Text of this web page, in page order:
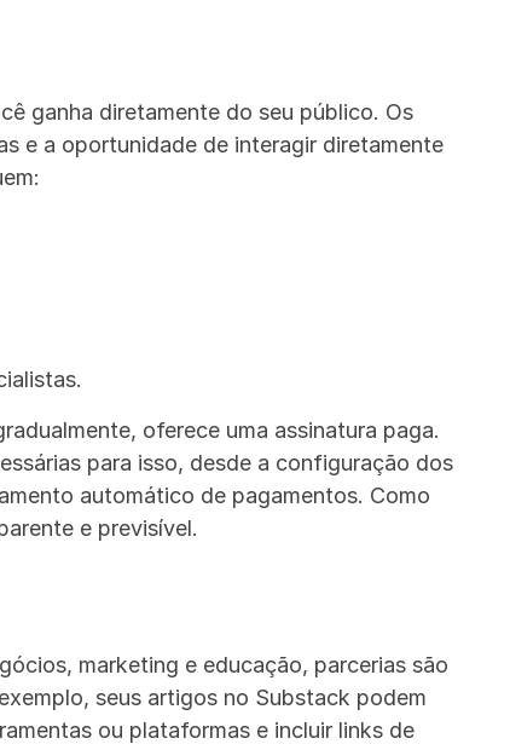
ganha diretamente do seu público. Os
e a oportunidade de interagir diretamente
oferece uma assinatura paga.
para isso, desde a configuração dos
automático de pagamentos. Como
e previsível.
marketing e educação, parcerias são
seus artigos no Substack podem
ou plataformas e incluir links de